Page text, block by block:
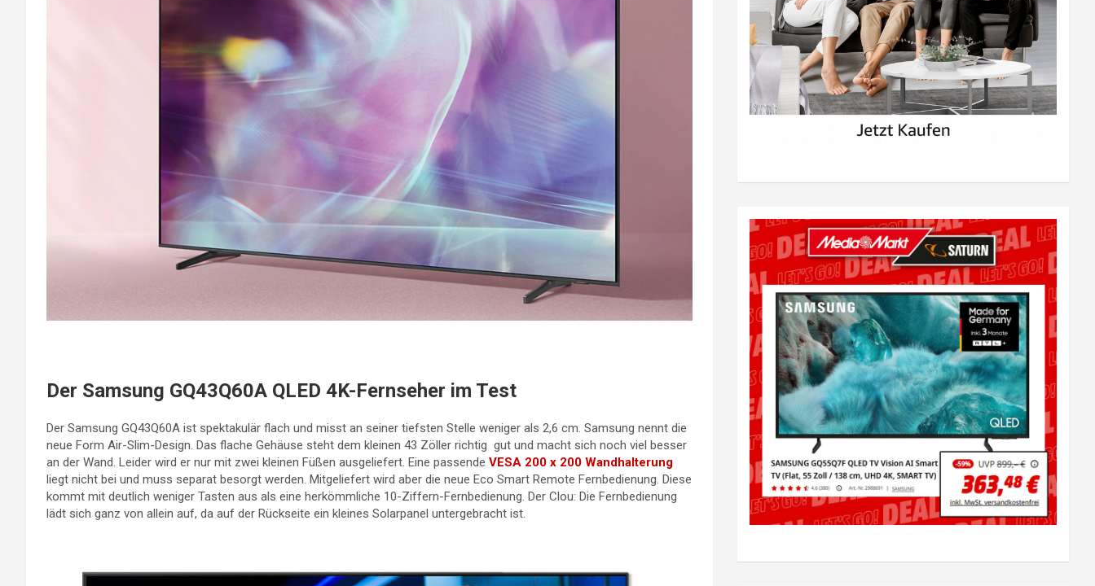
Der Samsung GQ43Q60A QLED 4K-Fernseher im Test
Der Samsung GQ43Q60A ist spektakulär flach und misst an seiner tiefsten Stelle weniger als 2,6 cm. Samsung nennt die
neue Form Air-Slim-Design. Das flache Gehäuse steht dem kleinen 43 Zöller richtig gut und macht sich noch viel besser
an der Wand. Leider wird er nur mit zwei kleinen Füßen ausgeliefert. Eine passende VESA 200 x 200 Wandhalterung
liegt nicht bei und muss separat besorgt werden. Mitgeliefert wird aber die neue Eco Smart Remote Fernbedienung. Diese
kommt mit deutlich weniger Tasten aus als eine herkömmliche 10-Ziffern-Fernbedienung. Der Clou: Die Fernbedienung
lädt sich ganz von allein auf, da auf der Rückseite ein kleines Solarpanel untergebracht ist.